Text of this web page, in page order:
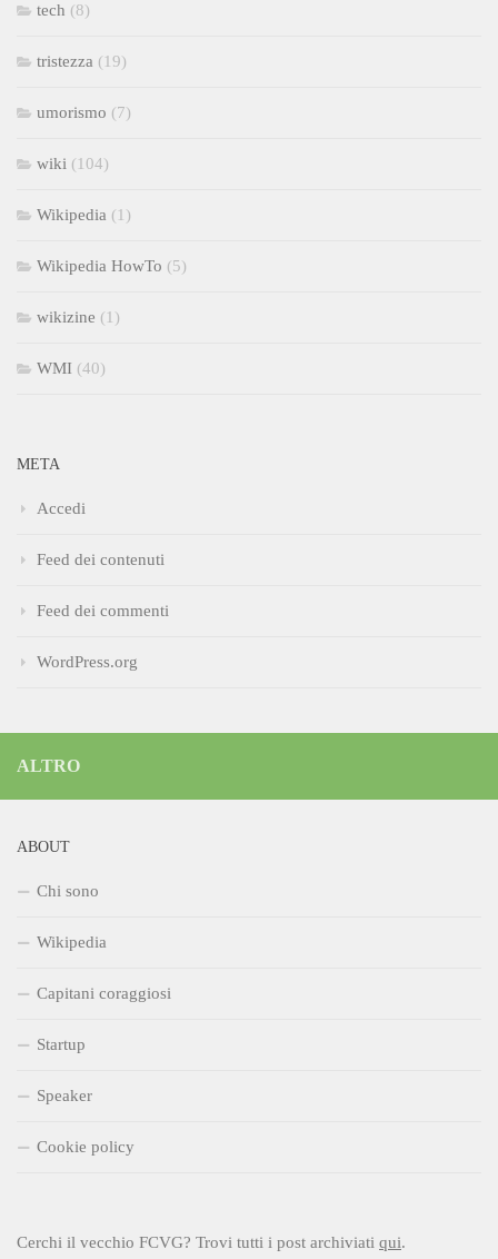
tech (8)
tristezza (19)
umorismo (7)
wiki (104)
Wikipedia (1)
Wikipedia HowTo (5)
wikizine (1)
WMI (40)
META
Accedi
Feed dei contenuti
Feed dei commenti
WordPress.org
ALTRO
ABOUT
Chi sono
Wikipedia
Capitani coraggiosi
Startup
Speaker
Cookie policy
Cerchi il vecchio FCVG? Trovi tutti i post archiviati qui.